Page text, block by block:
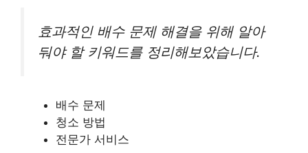
효과적인 배수 문제 해결을 위해 알아
둬야 할 키워드를 정리해보았습니다.
배수 문제
청소 방법
전문가 서비스